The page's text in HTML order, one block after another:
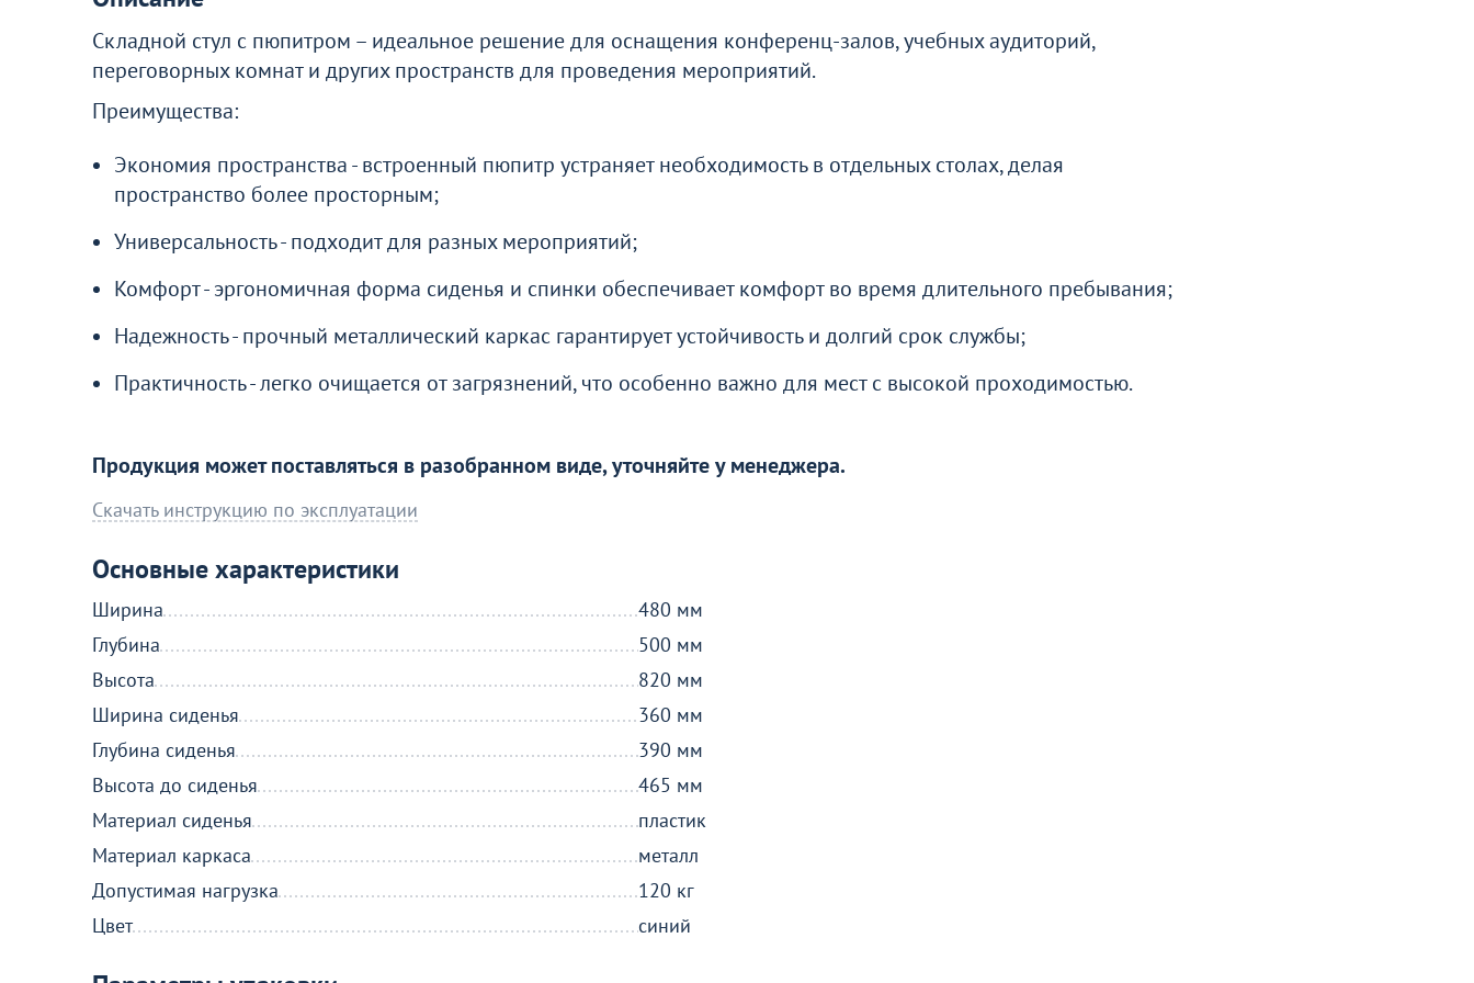
Складной стул с пюпитром – идеальное решение для оснащения конференц-залов, учебных аудиторий,
переговорных комнат и других пространств для проведения мероприятий.
Преимущества:
Экономия пространства - встроенный пюпитр устраняет необходимость в отдельных столах, делая
пространство более просторным;
Универсальность - подходит для разных мероприятий;
Комфорт - эргономичная форма сиденья и спинки обеспечивает комфорт во время длительного пребывания;
Надежность - прочный металлический каркас гарантирует устойчивость и долгий срок службы;
Практичность - легко очищается от загрязнений, что особенно важно для мест с высокой проходимостью.
Продукция может поставляться в разобранном виде, уточняйте у менеджера.
Скачать инструкцию по эксплуатации
Основные характеристики
Ширина
480 мм
Глубина
500 мм
Высота
820 мм
Ширина сиденья
360 мм
Глубина сиденья
390 мм
Высота до сиденья
465 мм
Материал сиденья
пластик
Материал каркаса
металл
Допустимая нагрузка
120 кг
Цвет
синий
Больше не показывать это окно